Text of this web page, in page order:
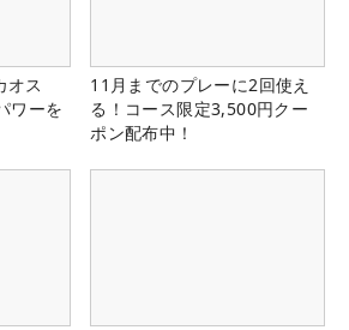
オス
ワーを
11月までのプレーに2回使え
る！コース限定3,500円クー
ポン配布中！